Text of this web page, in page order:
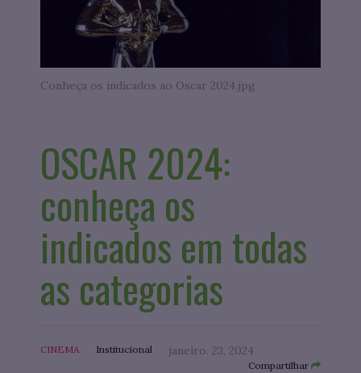
Conheça os indicados ao Oscar 2024.jpg
OSCAR 2024:
conheça os
indicados em todas
as categorias
CINEMA Institucional janeiro. 23, 2024
Compartilhar